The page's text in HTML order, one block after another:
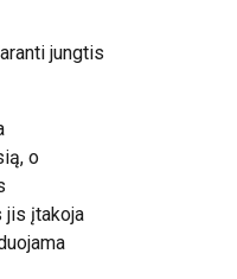
jungtis
o
jis įtakoja